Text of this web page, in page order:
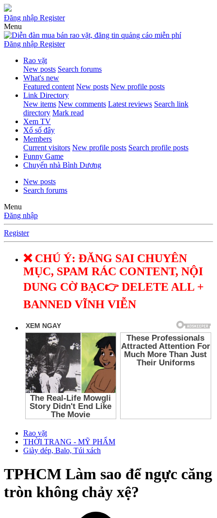
Đăng nhập Register
Menu
Đăng nhập Register
Rao vặt
New posts Search forums
What's new
Featured content New posts New profile posts
Link Directory
New items New comments Latest reviews Search link
directory Mark read
Xem TV
Xổ số đây
Members
Current visitors New profile posts Search profile posts
Funny Game
Chuyển nhà Bình Dương
New posts
Search forums
Menu
Đăng nhập
Register
❌ CHÚ Ý: ĐĂNG SAI CHUYÊN
MỤC, SPAM RÁC CONTENT, NỘI
DUNG CỜ BẠC👉 DELETE ALL +
BANNED VĨNH VIỄN
Rao vặt
THỜI TRANG - MỸ PHẨM
Giày dép, Balo, Túi xách
TPHCM Làm sao để ngực căng
tròn không chảy xệ?